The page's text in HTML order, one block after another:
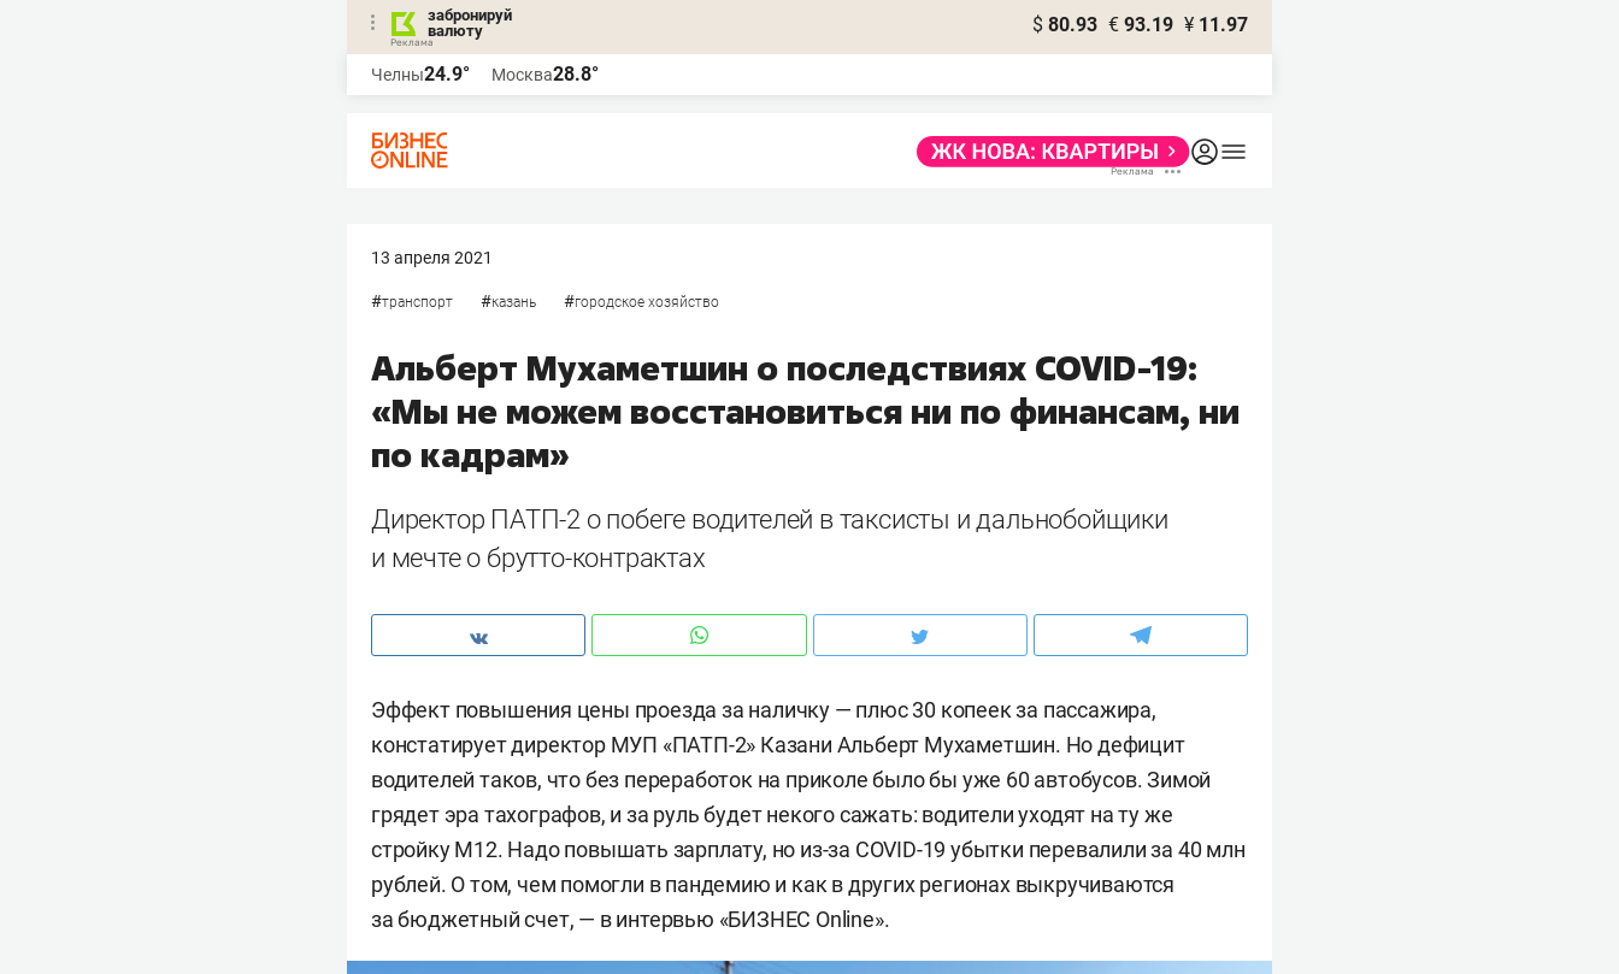
забронируй
валюту
$ 80.93 € 93.19 ¥ 11.97
Челны24.9° Москва28.8°
13 апреля 2021
#транспорт #казань #городское хозяйство
Альберт Мухаметшин о последствиях COVID-19:
«Мы не можем восстановиться ни по финансам, ни
по кадрам»
Директор ПАТП-2 о побеге водителей в таксисты и дальнобойщики
и мечте о брутто-контрактах
Эффект повышения цены проезда за наличку — плюс 30 копеек за пассажира,
констатирует директор МУП «ПАТП-2» Казани Альберт Мухаметшин. Но дефицит
водителей таков, что без переработок на приколе было бы уже 60 автобусов. Зимой
грядет эра тахографов, и за руль будет некого сажать: водители уходят на ту же
стройку М12. Надо повышать зарплату, но из-за COVID-19 убытки перевалили за 40 млн
рублей. О том, чем помогли в пандемию и как в других регионах выкручиваются
за бюджетный счет, — в интервью «БИЗНЕС Online».